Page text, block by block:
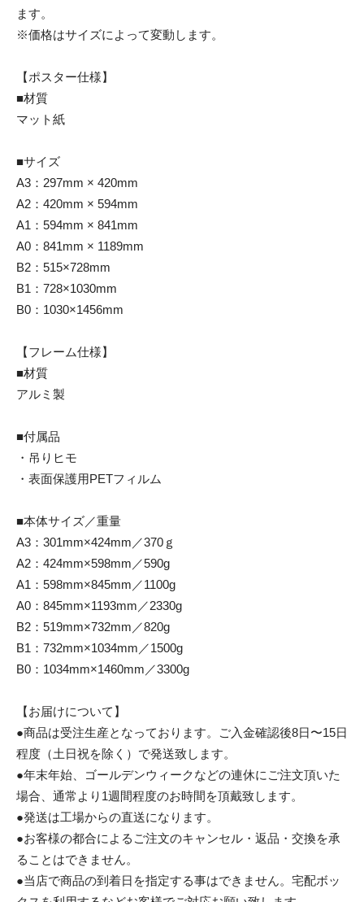
ます。
※価格はサイズによって変動します。
【ポスター仕様】
■材質
マット紙
■サイズ
A3：297mm × 420mm
A2：420mm × 594mm
A1：594mm × 841mm
A0：841mm × 1189mm
B2：515×728mm
B1：728×1030mm
B0：1030×1456mm
【フレーム仕様】
■材質
アルミ製
■付属品
・吊りヒモ
・表面保護用PETフィルム
■本体サイズ／重量
A3：301mm×424mm／370ｇ
A2：424mm×598mm／590g
A1：598mm×845mm／1100g
A0：845mm×1193mm／2330g
B2：519mm×732mm／820g
B1：732mm×1034mm／1500g
B0：1034mm×1460mm／3300g
【お届けについて】
●商品は受注生産となっております。ご入金確認後8日〜15日
程度（土日祝を除く）で発送致します。
●年末年始、ゴールデンウィークなどの連休にご注文頂いた
場合、通常より1週間程度のお時間を頂戴致します。
●発送は工場からの直送になります。
●お客様の都合によるご注文のキャンセル・返品・交換を承
ることはできません。
●当店で商品の到着日を指定する事はできません。宅配ボッ